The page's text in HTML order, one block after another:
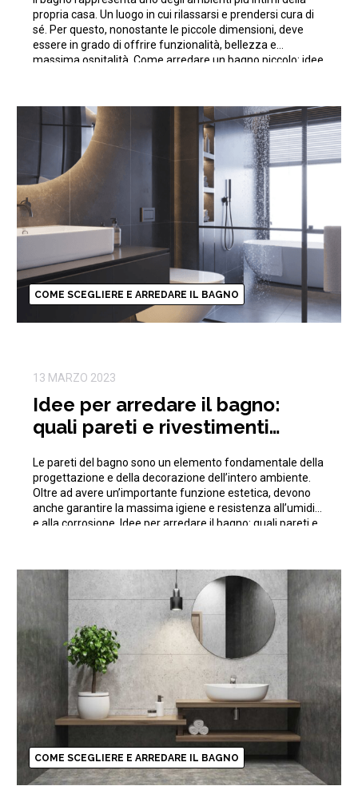
propria casa. Un luogo in cui rilassarsi e prendersi cura di
sé. Per questo, nonostante le piccole dimensioni, deve
essere in grado di offrire funzionalità, bellezza e
massima ospitalità. Come arredare un bagno piccolo: idee
COME SCEGLIERE E ARREDARE IL BAGNO
13 MARZO 2023
Idee per arredare il bagno:
quali pareti e rivestimenti
Le pareti del bagno sono un elemento fondamentale della
progettazione e della decorazione dell’intero ambiente.
Oltre ad avere un’importante funzione estetica, devono
anche garantire la massima igiene e resistenza all’umidità
e alla corrosione. Idee per arredare il bagno: quali pareti e
COME SCEGLIERE E ARREDARE IL BAGNO